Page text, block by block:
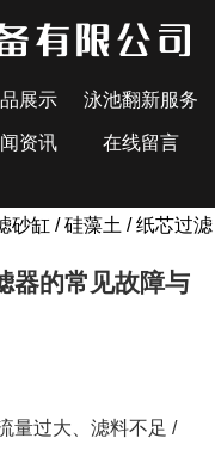
展示 泳池翻新服务
资讯 在线留言
砂缸 / 硅藻土 / 纸芯过滤
器的常见故障与
量过大、滤料不足 /